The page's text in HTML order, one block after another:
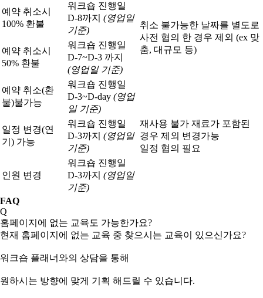
예약 취소시
100% 환불
워크숍 진행일
D-8까지 (영업일
기준)
취소 불가능한 날짜를 별도로
사전 협의 한 경우 제외 (ex 맞
춤, 대규모 등)
예약 취소시
50% 환불
워크숍 진행일
D-7~D-3 까지
(영업일 기준)
예약 취소(환
불)불가능
워크숍 진행일
D-3~D-day (영업
일 기준)
일정 변경(연
기) 가능
워크숍 진행일
D-3까지 (영업일
기준)
재사용 불가 재료가 포함된
경우 제외 변경가능
일정 협의 필요
인원 변경
워크숍 진행일
D-3까지 (영업일
기준)
FAQ
Q
홈페이지에 없는 교육도 가능한가요?
현재 홈페이지에 없는 교육 중 찾으시는 교육이 있으신가요?
워크숍 플래너와의 상담을 통해
원하시는 방향에 맞게 기획 해드릴 수 있습니다.